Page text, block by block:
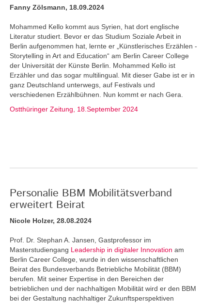
Fanny Zölsmann, 18.09.2024
Mohammed Kello kommt aus Syrien, hat dort englische
Literatur studiert. Bevor er das Studium Soziale Arbeit in
Berlin aufgenommen hat, lernte er „Künstlerisches Erzählen -
Storytelling in Art and Education“ am Berlin Career College
der Universität der Künste Berlin. Mohammed Kello ist
Erzähler und das sogar multilingual. Mit dieser Gabe ist er in
ganz Deutschland unterwegs, auf Festivals und
verschiedenen Erzählbühnen. Nun kommt er nach Gera.
Ostthüringer Zeitung, 18.September 2024
Personalie BBM Mobilitätsverband
erweitert Beirat
Nicole Holzer, 28.08.2024
Prof. Dr. Stephan A. Jansen, Gastprofessor im
Masterstudiengang Leadership in digitaler Innovation am
Berlin Career College, wurde in den wissenschaftlichen
Beirat des Bundesverbands Betriebliche Mobilität (BBM)
berufen. Mit seiner Expertise in den Bereichen der
betrieblichen und der nachhaltigen Mobilität wird er den BBM
bei der Gestaltung nachhaltiger Zukunftsperspektiven